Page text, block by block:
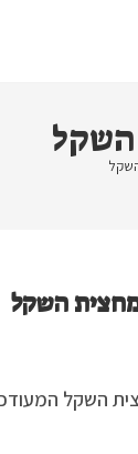
השקל
השקל